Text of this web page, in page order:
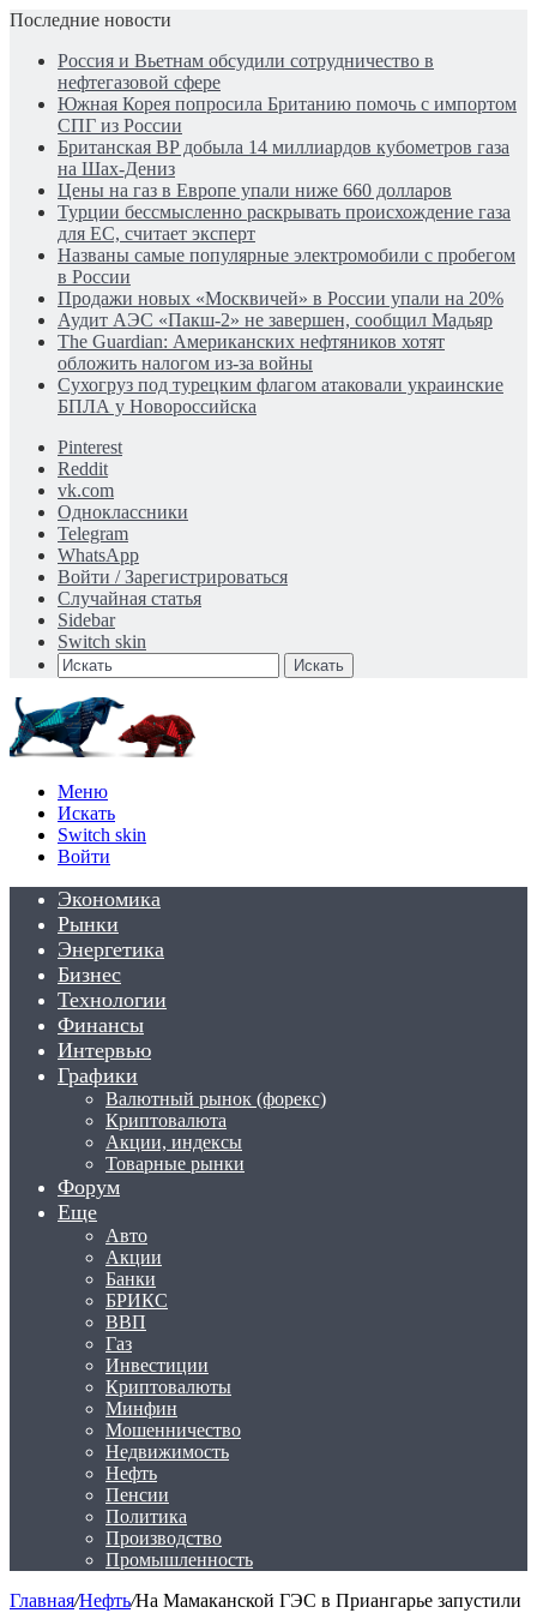
Последние новости
Россия и Вьетнам обсудили сотрудничество в
нефтегазовой сфере
Южная Корея попросила Британию помочь с импортом
СПГ из России
Британская BP добыла 14 миллиардов кубометров газа
на Шах-Дениз
Цены на газ в Европе упали ниже 660 долларов
Турции бессмысленно раскрывать происхождение газа
для ЕС, считает эксперт
Названы самые популярные электромобили с пробегом
в России
Продажи новых «Москвичей» в России упали на 20%
Аудит АЭС «Пакш-2» не завершен, сообщил Мадьяр
The Guardian: Американских нефтяников хотят
обложить налогом из-за войны
Сухогруз под турецким флагом атаковали украинские
БПЛА у Новороссийска
Pinterest
Reddit
vk.com
Одноклассники
Telegram
WhatsApp
Войти / Зарегистрироваться
Случайная статья
Sidebar
Switch skin
Искать
Меню
Искать
Switch skin
Войти
Экономика
Рынки
Энергетика
Бизнес
Технологии
Финансы
Интервью
Графики
Валютный рынок (форекс)
Криптовалюта
Акции, индексы
Товарные рынки
Форум
Еще
Авто
Акции
Банки
БРИКС
ВВП
Газ
Инвестиции
Криптовалюты
Минфин
Мошенничество
Недвижимость
Нефть
Пенсии
Политика
Производство
Промышленность
Главная/Нефть/На Мамаканской ГЭС в Приангарье запустили